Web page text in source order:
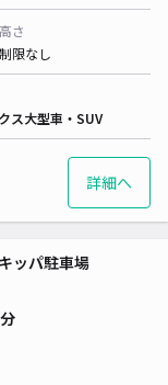
高さ
制限なし
ス大型車・SUV
詳細へ
ッパ駐車場